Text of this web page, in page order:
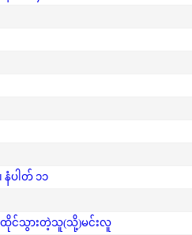
နံပါတ် ၁၁
နေထိုင်သွားတဲ့သူ(သို့)မင်းလူ